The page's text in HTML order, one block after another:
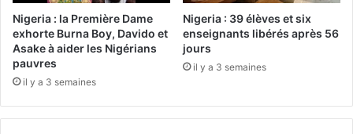
Nigeria : la Première Dame
exhorte Burna Boy, Davido et
Asake à aider les Nigérians
pauvres
il y a 3 semaines
Nigeria : 39 élèves et six
enseignants libérés après 56
jours
il y a 3 semaines